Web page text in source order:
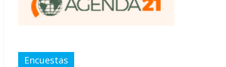
Encuestas